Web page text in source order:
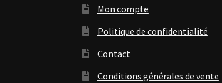
Mon compte
Politique de confidentialité
Contact
Conditions générales de vente